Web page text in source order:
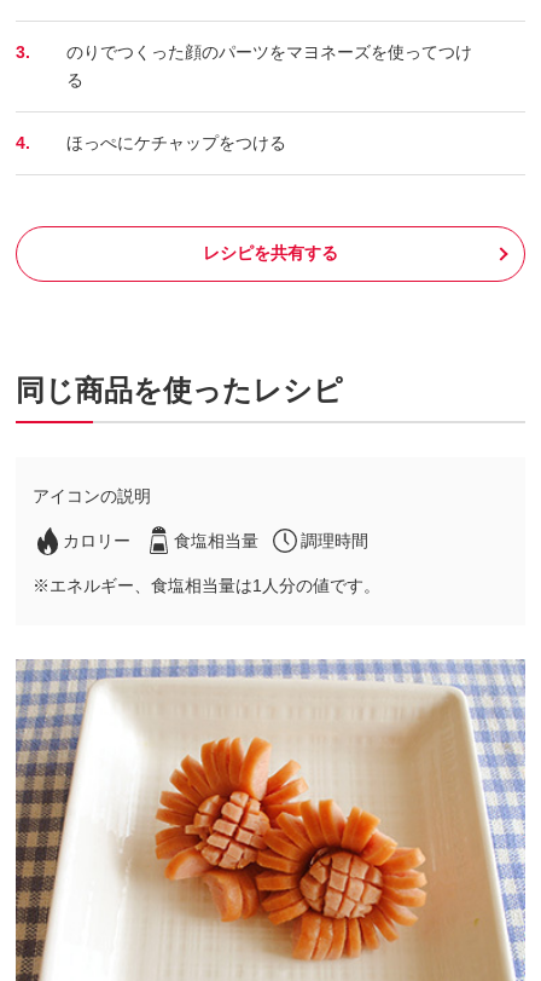
3.
のりでつくった顔のパーツをマヨネーズを使ってつけ
る
4. ほっぺにケチャップをつける
レシピを共有する
同じ商品を使ったレシピ
アイコンの説明
カロリー 食塩相当量 調理時間
※エネルギー、食塩相当量は1人分の値です。